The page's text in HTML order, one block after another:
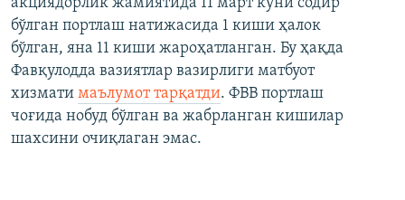
бўлган портлаш натижасида 1 киши ҳалок
бўлган, яна 11 киши жароҳатланган. Бу ҳақда
Фавқулодда вазиятлар вазирлиги матбуот
хизмати маълумот тарқатди. ФВВ портлаш
чоғида нобуд бўлган ва жабрланган кишилар
шахсини очиқлаган эмас.